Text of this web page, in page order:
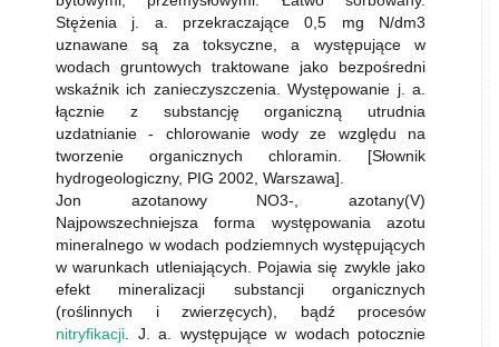
Stężenia j. a. przekraczające 0,5 mg N/dm3
uznawane są za toksyczne, a występujące w
wodach gruntowych traktowane jako bezpośredni
wskaźnik ich zanieczyszczenia. Występowanie j. a.
łącznie z substancję organiczną utrudnia
uzdatnianie - chlorowanie wody ze względu na
tworzenie organicznych chloramin. [Słownik
hydrogeologiczny, PIG 2002, Warszawa].
Jon azotanowy NO3-, azotany(V)
Najpowszechniejsza forma występowania azotu
mineralnego w wodach podziemnych występujących
w warunkach utleniających. Pojawia się zwykle jako
efekt mineralizacji substancji organicznych
(roślinnych i zwierzęcych), bądź procesów
nitryfikacji . J. a. występujące w wodach potocznie